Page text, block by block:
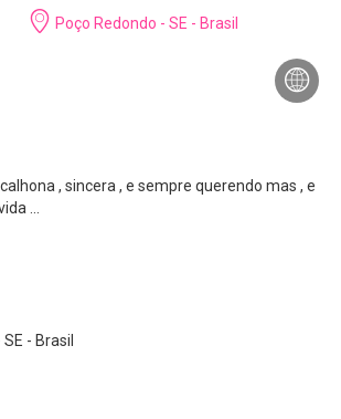
Poço Redondo - SE - Brasil
, sincera , e sempre querendo mas , e
...
- Brasil